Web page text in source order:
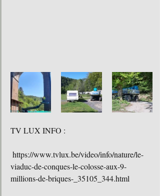
TV LUX INFO :
viaduc-de-conques-le-colosse-aux-9-
millions-de-briques-_35105_344.html